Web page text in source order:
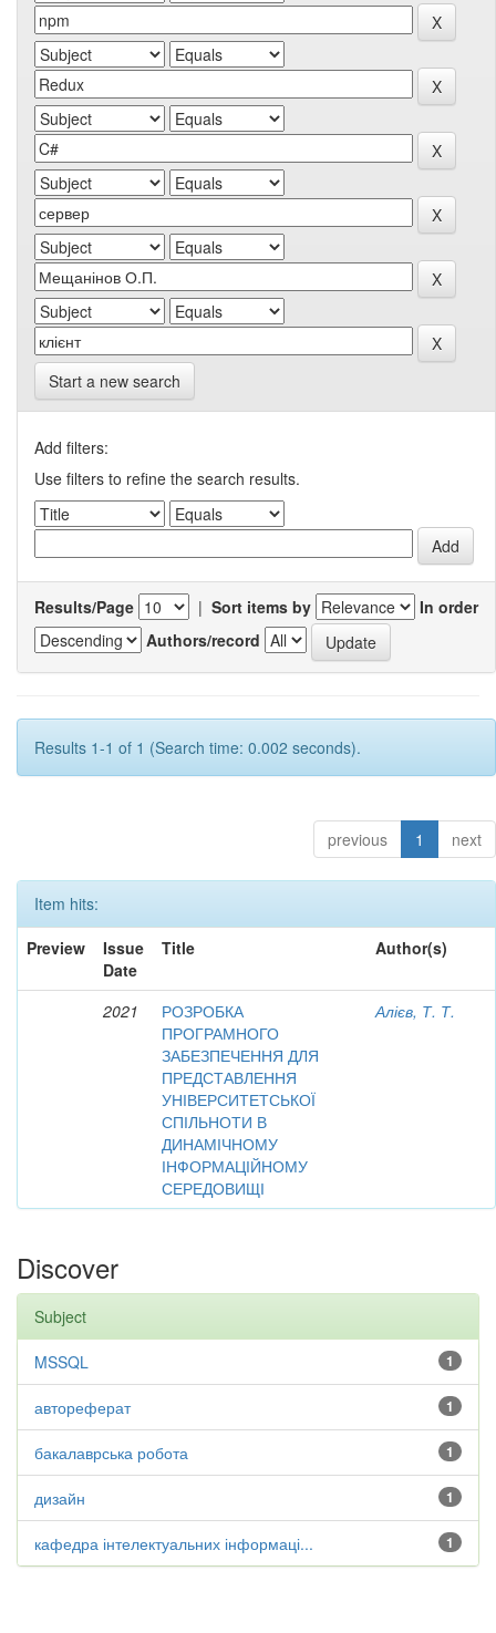
Start a new search
Add filters:
Use filters to refine the search results.
Results/Page | Sort items by
In order
Authors/record
Results 1-1 of 1 (Search time: 0.002 seconds).
previous 1 next
Item hits:
Preview
Issue
Date
Title Author(s)
2021
РОЗРОБКА
ПРОГРАМНОГО
ЗАБЕЗПЕЧЕННЯ ДЛЯ
ПРЕДСТАВЛЕННЯ
УНІВЕРСИТЕТСЬКОЇ
СПІЛЬНОТИ В
ДИНАМІЧНОМУ
ІНФОРМАЦІЙНОМУ
СЕРЕДОВИЩІ
Алієв, Т. Т.
Discover
Subject
1
MSSQL
1
автореферат
1
бакалаврська робота
1
дизайн
1
кафедра інтелектуальних інформаці...